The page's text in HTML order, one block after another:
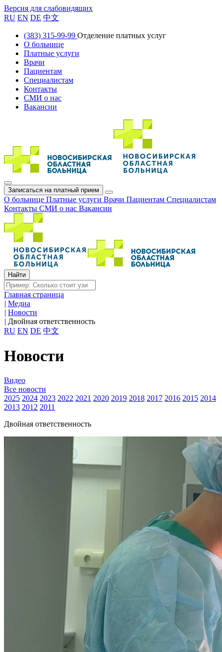
Версия для слабовидящих
RU EN DE 中文
(383) 315-99-99 Отделение платных услуг
О больнице
Платные услуги
Врачи
Пациентам
Специалистам
Контакты
СМИ о нас
Вакансии
Записаться на платный прием
О больнице Платные услуги Врачи Пациентам Специалистам
Контакты СМИ о нас Вакансии
Главная страница
| Медиа
| Новости
| Двойная ответственность
RU EN DE 中文
Новости
Видео
Все новости
2025 2024 2023 2022 2021 2020 2019 2018 2017 2016 2015 2014
2013 2012 2011
Двойная ответственность